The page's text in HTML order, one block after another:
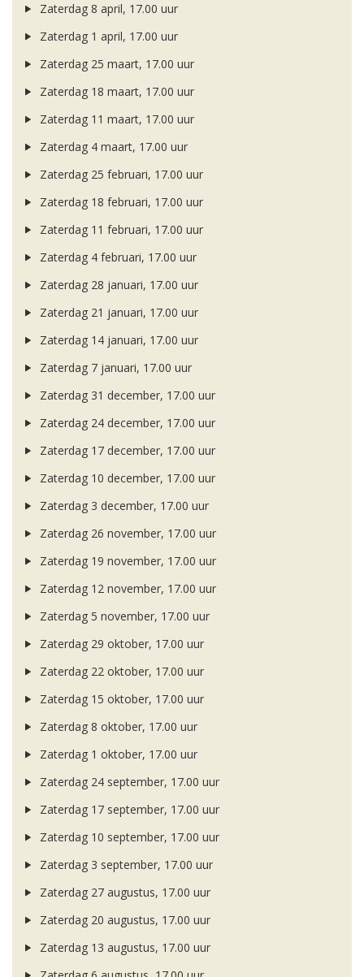
Zaterdag 8 april, 17.00 uur
Zaterdag 1 april, 17.00 uur
Zaterdag 25 maart, 17.00 uur
Zaterdag 18 maart, 17.00 uur
Zaterdag 11 maart, 17.00 uur
Zaterdag 4 maart, 17.00 uur
Zaterdag 25 februari, 17.00 uur
Zaterdag 18 februari, 17.00 uur
Zaterdag 11 februari, 17.00 uur
Zaterdag 4 februari, 17.00 uur
Zaterdag 28 januari, 17.00 uur
Zaterdag 21 januari, 17.00 uur
Zaterdag 14 januari, 17.00 uur
Zaterdag 7 januari, 17.00 uur
Zaterdag 31 december, 17.00 uur
Zaterdag 24 december, 17.00 uur
Zaterdag 17 december, 17.00 uur
Zaterdag 10 december, 17.00 uur
Zaterdag 3 december, 17.00 uur
Zaterdag 26 november, 17.00 uur
Zaterdag 19 november, 17.00 uur
Zaterdag 12 november, 17.00 uur
Zaterdag 5 november, 17.00 uur
Zaterdag 29 oktober, 17.00 uur
Zaterdag 22 oktober, 17.00 uur
Zaterdag 15 oktober, 17.00 uur
Zaterdag 8 oktober, 17.00 uur
Zaterdag 1 oktober, 17.00 uur
Zaterdag 24 september, 17.00 uur
Zaterdag 17 september, 17.00 uur
Zaterdag 10 september, 17.00 uur
Zaterdag 3 september, 17.00 uur
Zaterdag 27 augustus, 17.00 uur
Zaterdag 20 augustus, 17.00 uur
Zaterdag 13 augustus, 17.00 uur